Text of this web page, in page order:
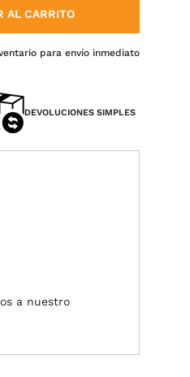
AL CARRITO
para envío inmediato
DEVOLUCIONES SIMPLES
a nuestro